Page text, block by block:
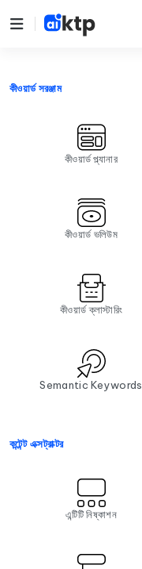
কীওয়ার্ড সরঞ্জাম
কীওয়ার্ড প্ল্যানার
কীওয়ার্ড ভলিউম
কীওয়ার্ড ক্লাস্টারিং
Semantic Keywords
কন্টেন্ট এক্সট্রাক্টর
এন্টিটি নিষ্কাশন